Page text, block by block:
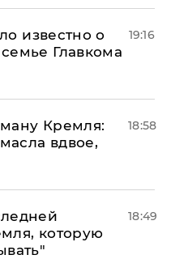
известно о
Главкома
19:16
Кремля:
вдвое,
18:58
которую
18:49